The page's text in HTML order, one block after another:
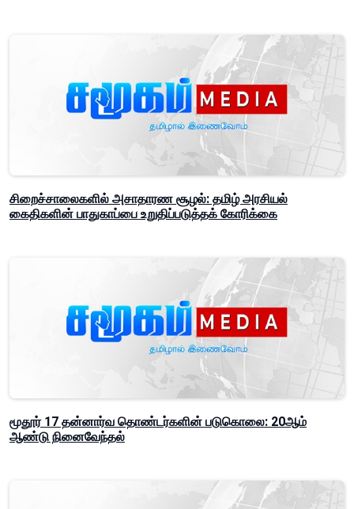
சிறைச்சாலைகளில் அசாதாரண சூழல்: தமிழ் அரசியல்
கைதிகளின் பாதுகாப்பை உறுதிப்படுத்தக் கோரிக்கை
மூதூர் 17 தன்னார்வ தொண்டர்களின் படுகொலை: 20ஆம்
ஆண்டு நினைவேந்தல்